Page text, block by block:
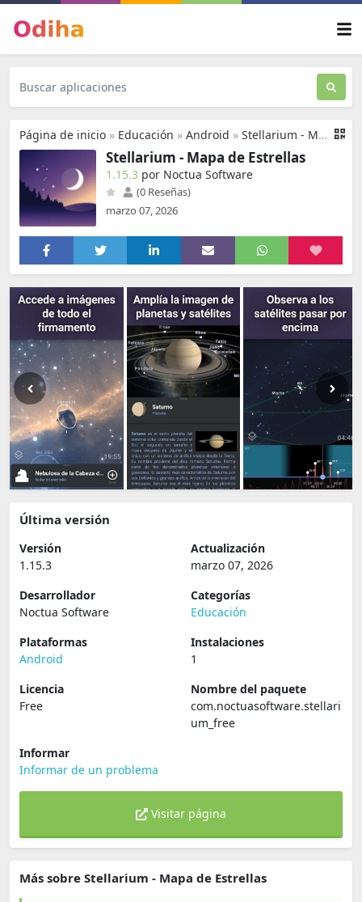
Página de inicio » Educación » Android » Stellarium - Mapa de Estrellas
Stellarium - Mapa de Estrellas
1.15.3 por Noctua Software
(0 Reseñas)
marzo 07, 2026
Última versión
Versión
1.15.3
Actualización
marzo 07, 2026
Desarrollador
Noctua Software
Categorías
Educación
Plataformas
Android
Instalaciones
1
Licencia
Free
Nombre del paquete
com.noctuasoftware.stellari
um_free
Informar
Informar de un problema
Visitar página
Más sobre Stellarium - Mapa de Estrellas